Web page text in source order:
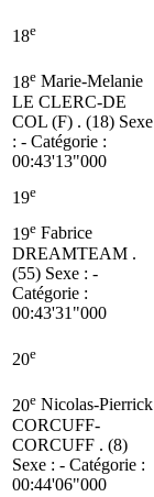
18e
18e Marie-Melanie
LE CLERC-DE
COL (F) . (18) Sexe
: - Catégorie :
00:43'13"000
19e
19e Fabrice
DREAMTEAM .
(55) Sexe : -
Catégorie :
00:43'31"000
20e
20e Nicolas-Pierrick
CORCUFF-
CORCUFF . (8)
Sexe : - Catégorie :
00:44'06"000